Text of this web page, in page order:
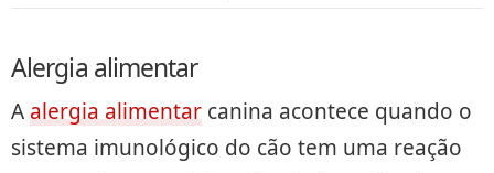
Alergia alimentar
A alergia alimentar canina acontece quando o
sistema imunológico do cão tem uma reação